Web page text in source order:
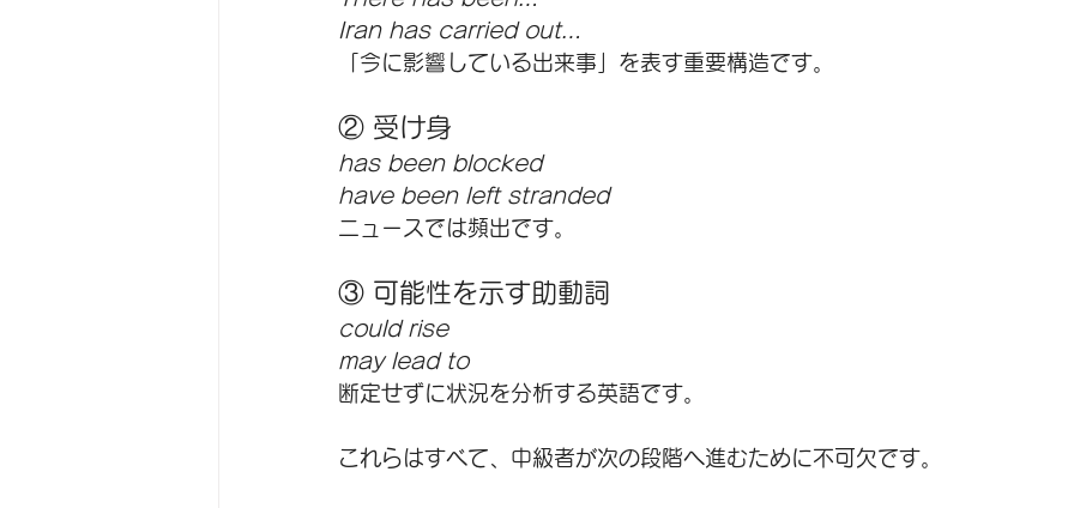
Iran has carried out…
「今に影響している出来事」を表す重要構造です。
② 受け身
has been blocked
have been left stranded
ニュースでは頻出です。
③ 可能性を示す助動詞
could rise
may lead to
断定せずに状況を分析する英語です。
これらはすべて、中級者が次の段階へ進むために不可欠です。